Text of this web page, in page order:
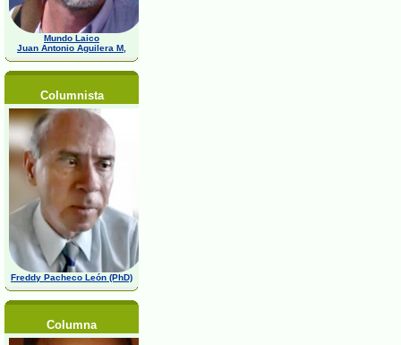
Mundo Laico
Juan Antonio Aguilera M,
Columnista
Freddy Pacheco León (PhD)
Columna